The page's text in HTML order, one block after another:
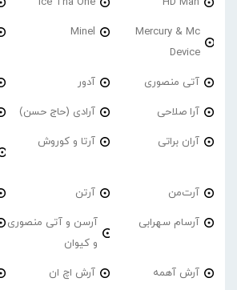
Mercury & Mc
Device
Minel
آتی منصوری آدور
آرا صلاحی آرادی (حاج حسن)
آران براتی آرتا و کوروش
آرت‌من آرتن
آرسام سهرابی
آرسن و آتی منصوری
و کیوان
آرش آهمه آرش اچ ان